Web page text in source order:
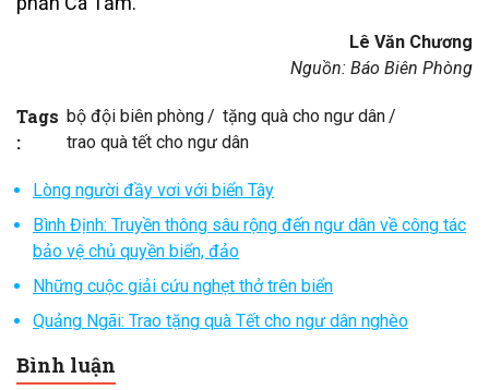
Lê Văn Chương
Nguồn: Báo Biên Phòng
Tags
:
bộ đội biên phòng
tặng quà cho ngư dân
trao quà tết cho ngư dân
Lòng người đầy vơi với biển Tây
Bình Định: Truyền thông sâu rộng đến ngư dân về công tác
bảo vệ chủ quyền biển, đảo
Những cuộc giải cứu nghẹt thở trên biển
Quảng Ngãi: Trao tặng quà Tết cho ngư dân nghèo
Bình luận